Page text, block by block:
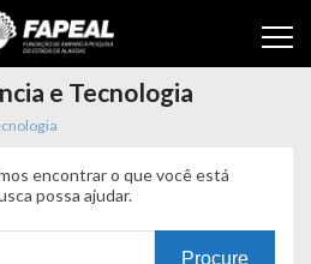
e Tecnologia
encontrar o que você está
possa ajudar.